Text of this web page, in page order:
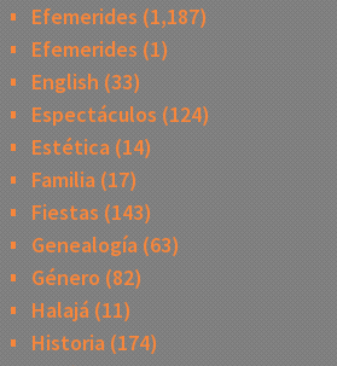
Efemerides (1,187)
Efemerides (1)
English (33)
Espectáculos (124)
Estética(14)
Familia(17)
Fiestas (143)
Genealogía(63)
Género (82)
Halajá(11)
Historia(174)